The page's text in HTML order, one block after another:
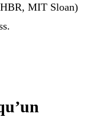
MIT Sloan)